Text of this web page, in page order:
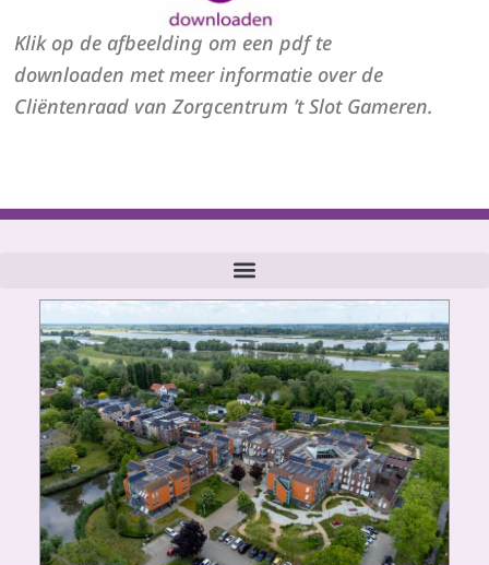
Klik op de afbeelding om een pdf te
downloaden met meer informatie over de
Cliëntenraad van Zorgcentrum ’t Slot Gameren.